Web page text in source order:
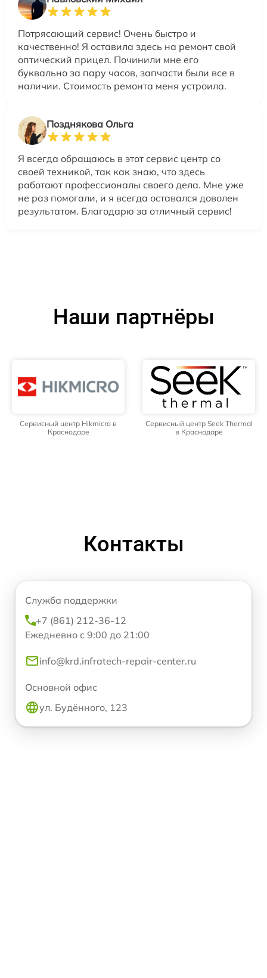
Потрясающий сервис! Очень быстро и
качественно! Я оставила здесь на ремонт свой
оптический прицел. Починили мне его
буквально за пару часов, запчасти были все в
наличии. Стоимость ремонта меня устроила.
Позднякова Ольга
Я всегда обращаюсь в этот сервис центр со
своей техникой, так как знаю, что здесь
работают профессионалы своего дела. Мне уже
не раз помогали, и я всегда оставался доволен
результатом. Благодарю за отличный сервис!
Наши партнёры
Сервисный центр Hikmicro в
Краснодаре
Сервисный центр Seek Thermal
в Краснодаре
Контакты
Служба поддержки
+7 (861) 212-36-12
Ежедневно с 9:00 до 21:00
info@krd.infratech-repair-center.ru
Основной офис
ул. Будённого, 123